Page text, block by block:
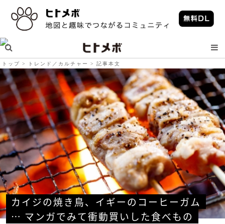
トップ トレンド／カルチャー 記事本文
カイジの焼き鳥、イギーのコーヒーガム
… マンガでみて衝動買いした食べもの